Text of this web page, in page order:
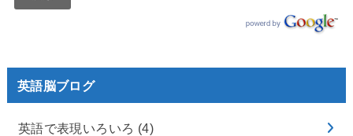
英語脳ブログ
英語で表現いろいろ (4)